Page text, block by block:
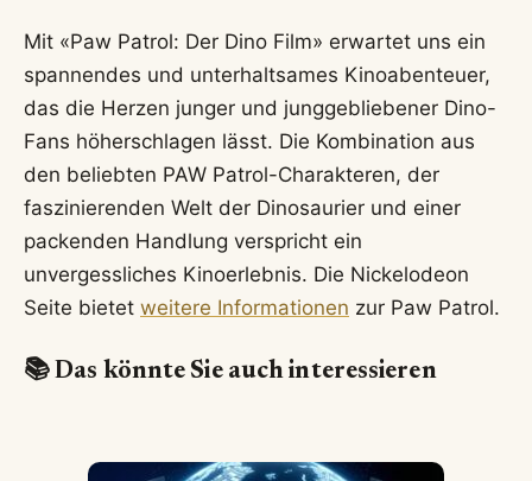
Mit «Paw Patrol: Der Dino Film» erwartet uns ein
spannendes und unterhaltsames Kinoabenteuer,
das die Herzen junger und junggebliebener Dino-
Fans höherschlagen lässt. Die Kombination aus
den beliebten PAW Patrol-Charakteren, der
faszinierenden Welt der Dinosaurier und einer
packenden Handlung verspricht ein
unvergessliches Kinoerlebnis. Die Nickelodeon
Seite bietet weitere Informationen zur Paw Patrol.
📚 Das könnte Sie auch interessieren